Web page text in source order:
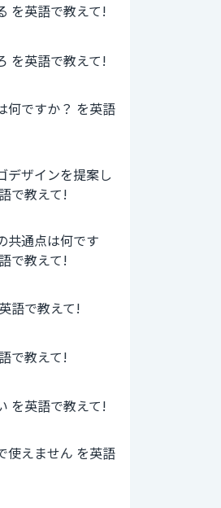
を英語で教えて!
を英語で教えて!
何ですか？ を英語
デザインを提案し
で教えて!
共通点は何です
で教えて!
語で教えて!
で教えて!
を英語で教えて!
使えません を英語